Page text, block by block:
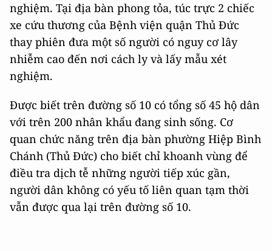
nghiệm. Tại địa bàn phong tỏa, túc trực 2 chiếc
xe cứu thương của Bệnh viện quận Thủ Đức
thay phiên đưa một số người có nguy cơ lây
nhiễm cao đến nơi cách ly và lấy mẫu xét
nghiệm.
Được biết trên đường số 10 có tổng số 45 hộ dân
với trên 200 nhân khẩu đang sinh sống. Cơ
quan chức năng trên địa bàn phường Hiệp Bình
Chánh (Thủ Đức) cho biết chỉ khoanh vùng để
điều tra dịch tễ những người tiếp xúc gần,
người dân không có yếu tố liên quan tạm thời
vẫn được qua lại trên đường số 10.